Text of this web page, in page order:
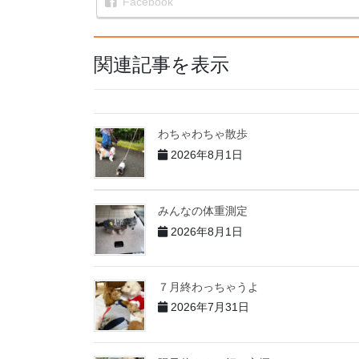
関連記事を表示
わちゃわちゃ散歩
2026年8月1日
みんなの体重測定
2026年8月1日
７月終わっちゃうよ
2026年7月31日